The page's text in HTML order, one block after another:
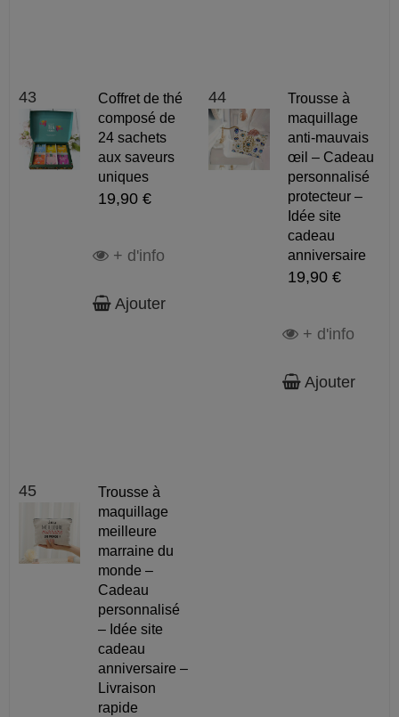
43
Coffret de thé
composé de
24 sachets
aux saveurs
uniques
19,90 €
+ d'info
Ajouter
44
Trousse à
maquillage
anti-mauvais
œil – Cadeau
personnalisé
protecteur –
Idée site
cadeau
anniversaire
19,90 €
+ d'info
Ajouter
45
Trousse à
maquillage
meilleure
marraine du
monde –
Cadeau
personnalisé
– Idée site
cadeau
anniversaire –
Livraison
rapide